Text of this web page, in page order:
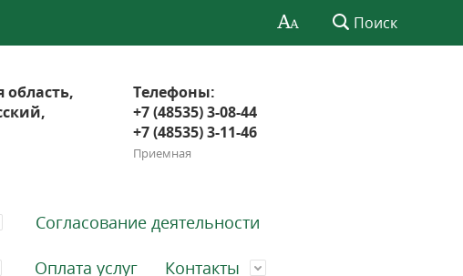
Поиск
область,
Телефоны:
+7 (48535) 3-08-44
+7 (48535) 3-11-46
Приемная
Согласование деятельности
Оплата услуг Контакты